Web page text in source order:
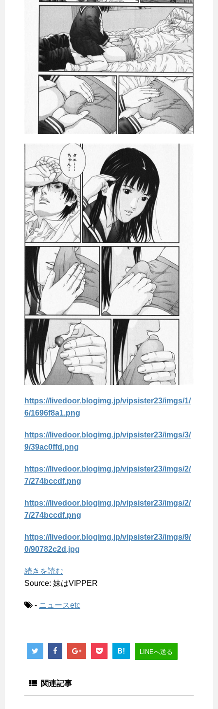
https://livedoor.blogimg.jp/vipsister23/imgs/1/
6/1696f8a1.png
https://livedoor.blogimg.jp/vipsister23/imgs/3/
9/39ac0ffd.png
https://livedoor.blogimg.jp/vipsister23/imgs/2/
7/274bccdf.png
https://livedoor.blogimg.jp/vipsister23/imgs/2/
7/274bccdf.png
https://livedoor.blogimg.jp/vipsister23/imgs/9/
0/90782c2d.jpg
続きを読む
Source: 妹はVIPPER
- ニュースetc
B! LINEへ送る
関連記事